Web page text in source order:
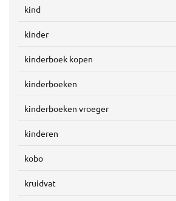
kind
kinder
kinderboek kopen
kinderboeken
kinderboeken vroeger
kinderen
kobo
kruidvat